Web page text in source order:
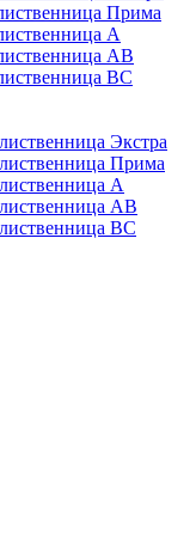
Прима
А
АB
BC
Экстра
Прима
А
AB
BC